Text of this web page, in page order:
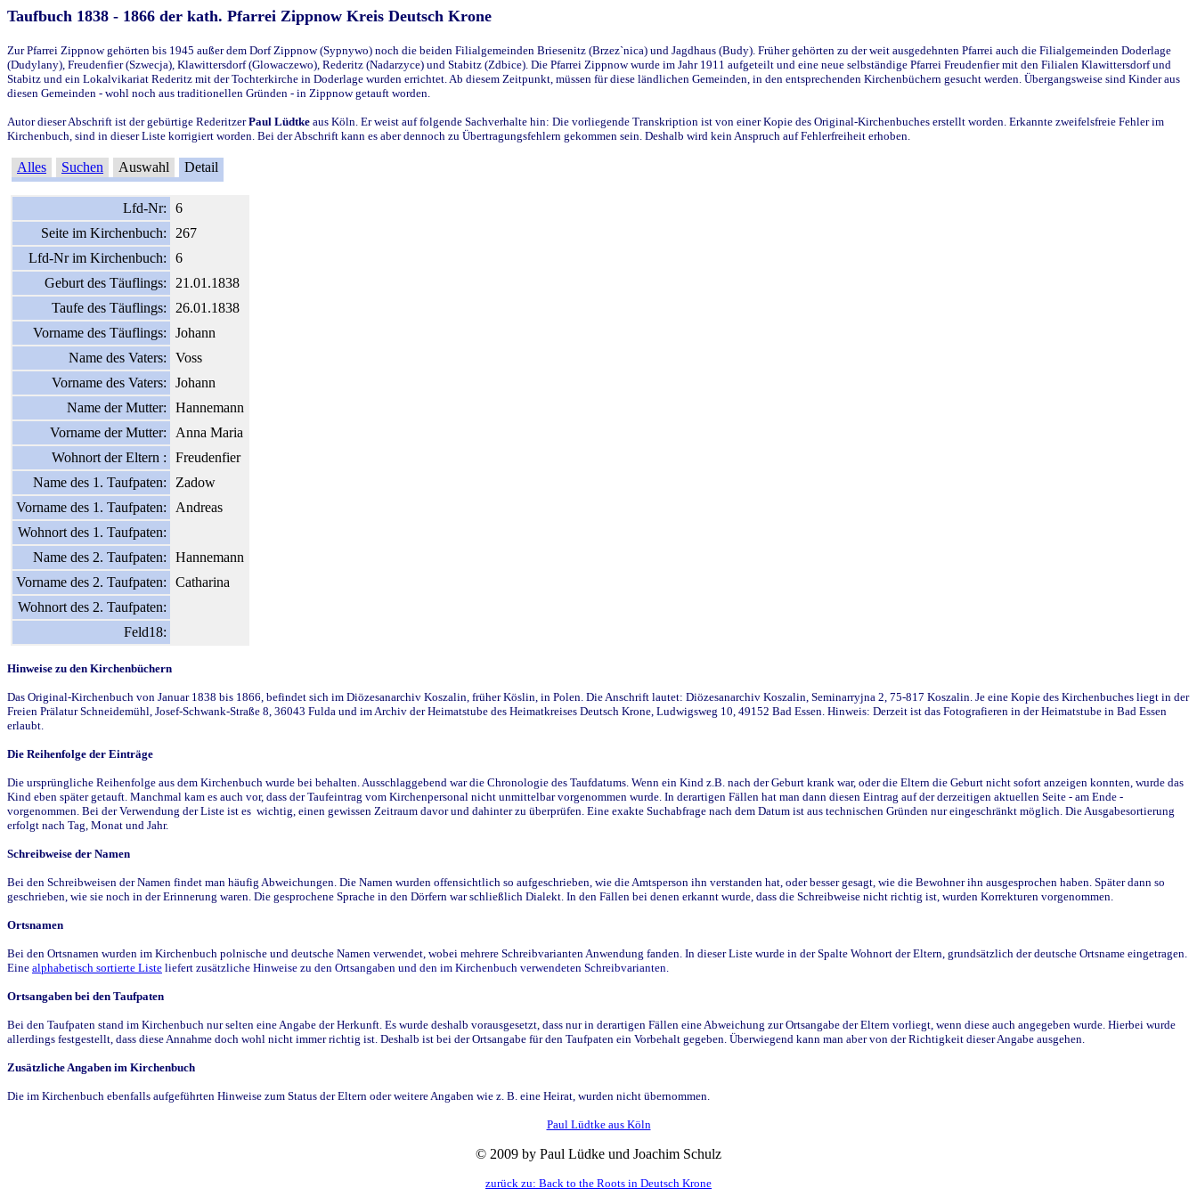
Taufbuch 1838 - 1866 der kath. Pfarrei Zippnow Kreis Deutsch Krone
Zur Pfarrei Zippnow gehörten bis 1945 außer dem Dorf Zippnow (Sypnywo) noch die beiden Filialgemeinden Briesenitz (Brzez`nica) und Jagdhaus (Budy). Früher gehörten zu der weit ausgedehnten Pfarrei auch die Filialgemeinden Doderlage
(Dudylany), Freudenfier (Szwecja), Klawittersdorf (Glowaczewo), Rederitz (Nadarzyce) und Stabitz (Zdbice). Die Pfarrei Zippnow wurde im Jahr 1911 aufgeteilt und eine neue selbständige Pfarrei Freudenfier mit den Filialen Klawittersdorf und
Stabitz und ein Lokalvikariat Rederitz mit der Tochterkirche in Doderlage wurden errichtet. Ab diesem Zeitpunkt, müssen für diese ländlichen Gemeinden, in den entsprechenden Kirchenbüchern gesucht werden. Übergangsweise sind Kinder aus
diesen Gemeinden - wohl noch aus traditionellen Gründen - in Zippnow getauft worden.
Autor dieser Abschrift ist der gebürtige RederitzerPaul Lüdtke aus Köln. Er weist auf folgende Sachverhalte hin: Die vorliegende Transkription ist von einer Kopie des Original-Kirchenbuches erstellt worden. Erkannte zweifelsfreie Fehler im
Kirchenbuch, sind in dieser Liste korrigiert worden. Bei der Abschrift kann es aber dennoch zu Übertragungsfehlern gekommen sein. Deshalb wird kein Anspruch auf Fehlerfreiheit erhoben.
Alles Suchen Auswahl Detail
Lfd-Nr:
6
Seite im Kirchenbuch:
267
Lfd-Nr im Kirchenbuch:
6
Geburt des Täuflings:
21.01.1838
Taufe des Täuflings:
26.01.1838
Vorname des Täuflings:
Johann
Name des Vaters:
Voss
Vorname des Vaters:
Johann
Name der Mutter:
Hannemann
Vorname der Mutter:
Anna Maria
Wohnort der Eltern :
Freudenfier
Name des 1. Taufpaten:
Zadow
Vorname des 1. Taufpaten:
Andreas
Wohnort des 1. Taufpaten:
Name des 2. Taufpaten:
Hannemann
Vorname des 2. Taufpaten:
Catharina
Wohnort des 2. Taufpaten:
Feld18:
Hinweise zu den Kirchenbüchern
Das Original-Kirchenbuch von Januar 1838 bis 1866, befindet sich im Diözesanarchiv Koszalin, früher Köslin, in Polen. Die Anschrift lautet: Diözesanarchiv Koszalin, Seminarryjna 2, 75-817 Koszalin. Je eine Kopie des Kirchenbuches liegt in der
Freien Prälatur Schneidemühl, Josef-Schwank-Straße 8, 36043 Fulda und im Archiv der Heimatstube des Heimatkreises Deutsch Krone, Ludwigsweg 10, 49152 Bad Essen. Hinweis: Derzeit ist das Fotografieren in der Heimatstube in Bad Essen
erlaubt.
Die Reihenfolge der Einträge
Die ursprüngliche Reihenfolge aus dem Kirchenbuch wurde bei behalten. Ausschlaggebend war die Chronologie des Taufdatums. Wenn ein Kind z.B. nach der Geburt krank war, oder die Eltern die Geburt nicht sofort anzeigen konnten, wurde das
Kind eben später getauft. Manchmal kam es auch vor, dass der Taufeintrag vom Kirchenpersonal nicht unmittelbar vorgenommen wurde. In derartigen Fällen hat man dann diesen Eintrag auf der derzeitigen aktuellen Seite - am Ende -
vorgenommen. Bei der Verwendung der Liste ist es wichtig, einen gewissen Zeitraum davor und dahinter zu überprüfen. Eine exakte Suchabfrage nach dem Datum ist aus technischen Gründen nur eingeschränkt möglich. Die Ausgabesortierung
erfolgt nach Tag, Monat und Jahr.
Schreibweise der Namen
Bei den Schreibweisen der Namen findet man häufig Abweichungen. Die Namen wurden offensichtlich so aufgeschrieben, wie die Amtsperson ihn verstanden hat, oder besser gesagt, wie die Bewohner ihn ausgesprochen haben. Später dann so
geschrieben, wie sie noch in der Erinnerung waren. Die gesprochene Sprache in den Dörfern war schließlich Dialekt. In den Fällen bei denen erkannt wurde, dass die Schreibweise nicht richtig ist, wurden Korrekturen vorgenommen.
Ortsnamen
Bei den Ortsnamen wurden im Kirchenbuch polnische und deutsche Namen verwendet, wobei mehrere Schreibvarianten Anwendung fanden. In dieser Liste wurde in der Spalte Wohnort der Eltern, grundsätzlich der deutsche Ortsname eingetragen.
Eine alphabetisch sortierte Liste liefert zusätzliche Hinweise zu den Ortsangaben und den im Kirchenbuch verwendeten Schreibvarianten.
Ortsangaben bei den Taufpaten
Bei den Taufpaten stand im Kirchenbuch nur selten eine Angabe der Herkunft. Es wurde deshalb vorausgesetzt, dass nur in derartigen Fällen eine Abweichung zur Ortsangabe der Eltern vorliegt, wenn diese auch angegeben wurde. Hierbei wurde
allerdings festgestellt, dass diese Annahme doch wohl nicht immer richtig ist. Deshalb ist bei der Ortsangabe für den Taufpaten ein Vorbehalt gegeben. Überwiegend kann man aber von der Richtigkeit dieser Angabe ausgehen.
Zusätzliche Angaben im Kirchenbuch
Die im Kirchenbuch ebenfalls aufgeführten Hinweise zum Status der Eltern oder weitere Angaben wie z. B. eine Heirat, wurden nicht übernommen.
Paul Lüdtke aus Köln
© 2009 by Paul Lüdke und Joachim Schulz
zurück zu: Back to the Roots in Deutsch Krone